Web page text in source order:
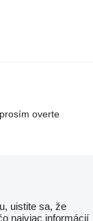
overte
uistite sa, že
najviac informácií